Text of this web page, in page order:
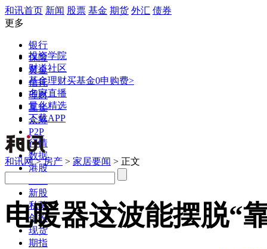
和讯首页 新闻 股票 基金 期货 外汇 债券
更多
银行
保险
黄金
信托
理财
互金
众筹
P2P
行情
数据
港股
新股
私募
创投
现货
期指
投资学院
财道社区
基金理财买基金0申购费>
名家直播
量化精选
下载APP
和讯网>房产 > 家居要闻 > 正文
电暖器这波能摆脱“